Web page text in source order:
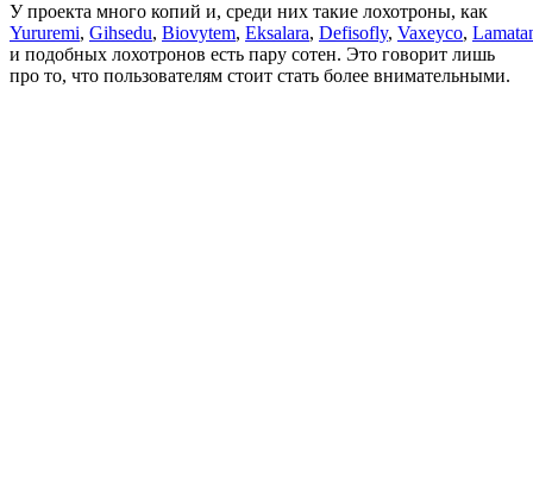
У проекта много копий и, среди них такие лохотроны, как
Yururemi, Gihsedu, Biovytem, Eksalara, Defisofly, Vaxeyco,
и подобных лохотронов есть пару сотен. Это говорит лишь
про то, что пользователям стоит стать более внимательными.